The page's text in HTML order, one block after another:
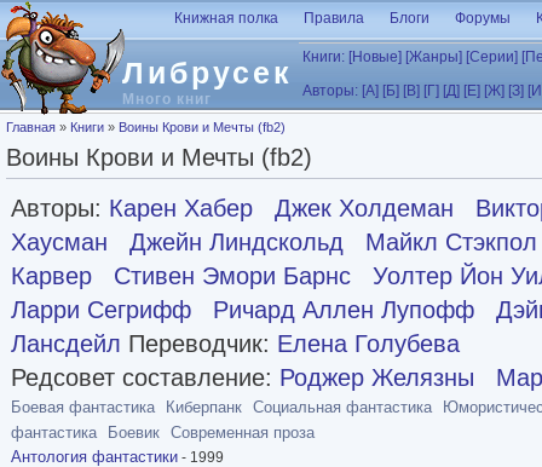
Перейти к основному содержанию
Либрусек
Много книг
Книжная полка Правила Блоги Форумы
Книги: [Новые] [Жанры] [Серии]
Авторы: [А] [Б] [В] [Г] [Д] [Е] [Ж] [З]
Вы здесь
Главная » Книги » Воины Крови и Мечты (fb2)
Воины Крови и Мечты (fb2)
Авторы: Карен Хабер Джек Холдеман
Хаусман
Джейн Линдскольд
Майкл Стэкпол
Карвер
Стивен Эмори Барнс
Уолтер Йон
Ларри Сегрифф
Ричард Аллен Лупофф
Лансдейл Переводчик: Елена Голубева
Редсовет составление: Роджер Желязны
Боевая фантастика Киберпанк Социальная фантастика
фантастика
Боевик Современная проза
Антология фантастики - 1999